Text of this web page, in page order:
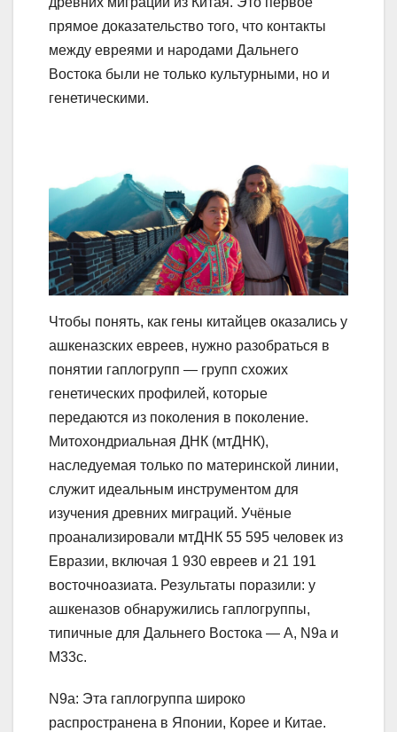
прямое доказательство того, что контакты
между евреями и народами Дальнего
Востока были не только культурными, но и
генетическими.
Чтобы понять, как гены китайцев оказались у
ашкеназских евреев, нужно разобраться в
понятии гаплогрупп — групп схожих
генетических профилей, которые
передаются из поколения в поколение.
Митохондриальная ДНК (мтДНК),
наследуемая только по материнской линии,
служит идеальным инструментом для
изучения древних миграций. Учёные
проанализировали мтДНК 55 595 человек из
Евразии, включая 1 930 евреев и 21 191
восточноазиата. Результаты поразили: у
ашкеназов обнаружились гаплогруппы,
типичные для Дальнего Востока — A, N9a и
M33c.
N9a: Эта гаплогруппа широко
распространена в Японии, Корее и Китае.